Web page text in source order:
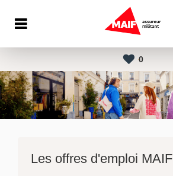
0
Les offres d'emploi MAIF